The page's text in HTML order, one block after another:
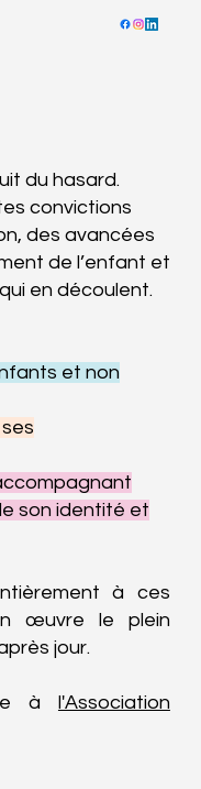
du hasard.
convictions
des avancées
de l’enfant et
en découlent.
et non
son identité et
à ces
œuvre le plein
jour.
à l'Association